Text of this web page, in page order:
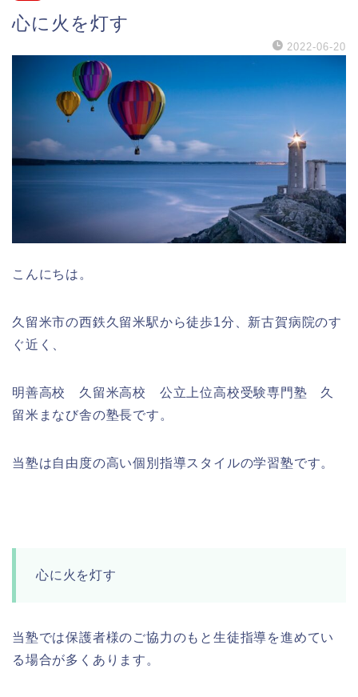
心に火を灯す
2022-06-20
こんにちは。
久留米市の西鉄久留米駅から徒歩1分、新古賀病院のす
ぐ近く、
明善高校 久留米高校 公立上位高校受験専門塾 久
留米まなび舎の塾長です。
当塾は自由度の高い個別指導スタイルの学習塾です。
心に火を灯す
当塾では保護者様のご協力のもと生徒指導を進めてい
る場合が多くあります。